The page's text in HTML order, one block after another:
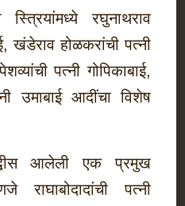
रघुनाथराव
खंडेराव होळकरांची पत्नी
पत्नी गोपिकाबाई,
उमाबाई आदींचा विशेष
आलेली एक प्रमुख
राघाबोदादांची पत्नी